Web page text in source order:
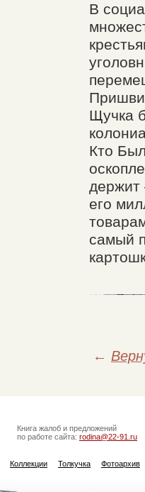
В
Щучка
Кто
держит
его
самый
←
Книга жалоб и предложений
по работе сайта: rodina@22-91.ru
Коллекции Толкучка Фотоархив